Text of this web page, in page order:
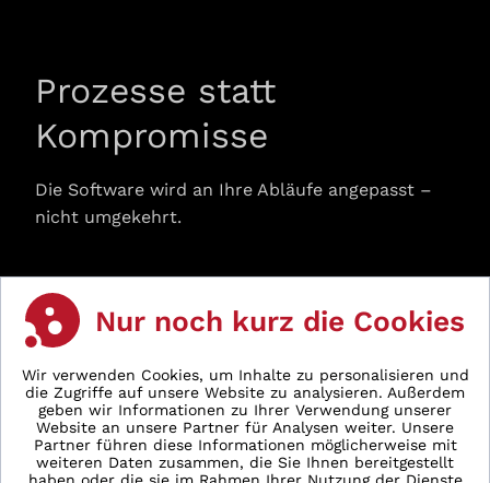
Prozesse statt
Kompromisse
Die Software wird an Ihre Abläufe angepasst –
nicht umgekehrt.
Hohe Flexibilität
erweitert und angepasst werden.
Skalierbarkeit
Nur noch kurz die Cookies
Wir verwenden Cookies, um Inhalte zu personalisieren und
die Zugriffe auf unsere Website zu analysieren. Außerdem
geben wir Informationen zu Ihrer Verwendung unserer
Website an unsere Partner für Analysen weiter. Unsere
Partner führen diese Informationen möglicherweise mit
weiteren Daten zusammen, die Sie Ihnen bereitgestellt
haben oder die sie im Rahmen Ihrer Nutzung der Dienste